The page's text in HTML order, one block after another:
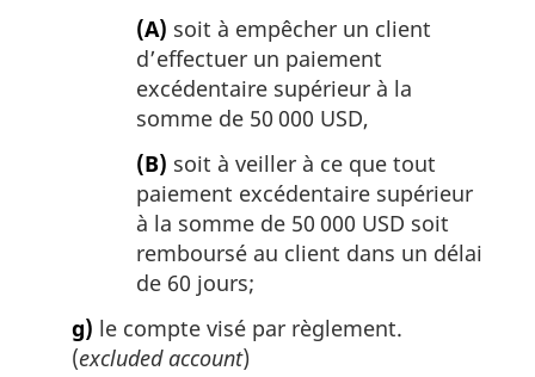
(A) soit à empêcher un client
d’effectuer un paiement
excédentaire supérieur à la
somme de 50 000 USD,
(B) soit à veiller à ce que tout
paiement excédentaire supérieur
à la somme de 50 000 USD soit
remboursé au client dans un délai
de 60 jours;
g) le compte visé par règlement.
(excluded account)